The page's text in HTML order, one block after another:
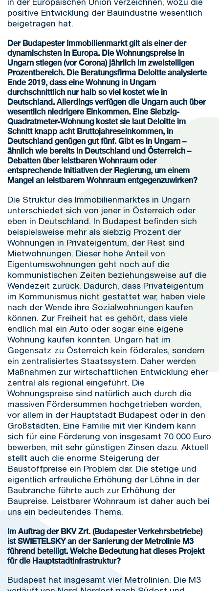
positive Entwicklung der Bauindustrie wesentlich
beigetragen hat.
Der Budapester Immobilienmarkt gilt als einer der
dynamischsten in Europa. Die Wohnungspreise in
Ungarn stiegen (vor Corona) jährlich im zweistelligen
Prozentbereich. Die Beratungsfirma Deloitte analysierte
Ende 2019, dass eine Wohnung in Ungarn
durchschnittlich nur halb so viel kostet wie in
Deutschland. Allerdings verfügen die Ungarn auch über
wesentlich niedrigere Einkommen. Eine Siebzig-
Quadratmeter-Wohnung kostet sie laut Deloitte im
Schnitt knapp acht Bruttojahreseinkommen, in
Deutschland genügen gut fünf. Gibt es in Ungarn –
ähnlich wie bereits in Deutschland und Österreich –
Debatten über leistbaren Wohnraum oder
entsprechende Initiativen der Regierung, um einem
Mangel an leistbarem Wohnraum entgegenzuwirken?
Die Struktur des Immobilienmarktes in Ungarn
unterschiedet sich von jener in Österreich oder
eben in Deutschland. In Budapest befinden sich
beispielsweise mehr als siebzig Prozent der
Wohnungen in Privateigentum, der Rest sind
Mietwohnungen. Dieser hohe Anteil von
Eigentumswohnungen geht noch auf die
kommunistischen Zeiten beziehungsweise auf die
Wendezeit zurück. Dadurch, dass Privateigentum
im Kommunismus nicht gestattet war, haben viele
nach der Wende ihre Sozialwohnungen kaufen
können. Zur Freiheit hat es gehört, dass viele
endlich mal ein Auto oder sogar eine eigene
Wohnung kaufen konnten. Ungarn hat im
Gegensatz zu Österreich kein föderales, sondern
ein zentralisiertes Staatssystem. Daher werden
Maßnahmen zur wirtschaftlichen Entwicklung eher
zentral als regional eingeführt. Die
Wohnungspreise sind natürlich auch durch die
massiven Fördersummen hochgetrieben worden,
vor allem in der Hauptstadt Budapest oder in den
Großstädten. Eine Familie mit vier Kindern kann
sich für eine Förderung von insgesamt 70 000 Euro
bewerben, mit sehr günstigen Zinsen dazu. Aktuell
stellt auch die enorme Steigerung der
Baustoffpreise ein Problem dar. Die stetige und
eigentlich erfreuliche Erhöhung der Löhne in der
Baubranche führte auch zur Erhöhung der
Baupreise. Leistbarer Wohnraum ist daher auch bei
uns ein bedeutendes Thema.
Im Auftrag der BKV Zrt. (Budapester Verkehrsbetriebe)
ist SWIETELSKY an der Sanierung der Metrolinie M3
führend beteiligt. Welche Bedeutung hat dieses Projekt
für die Hauptstadtinfrastruktur?
Budapest hat insgesamt vier Metrolinien. Die M3